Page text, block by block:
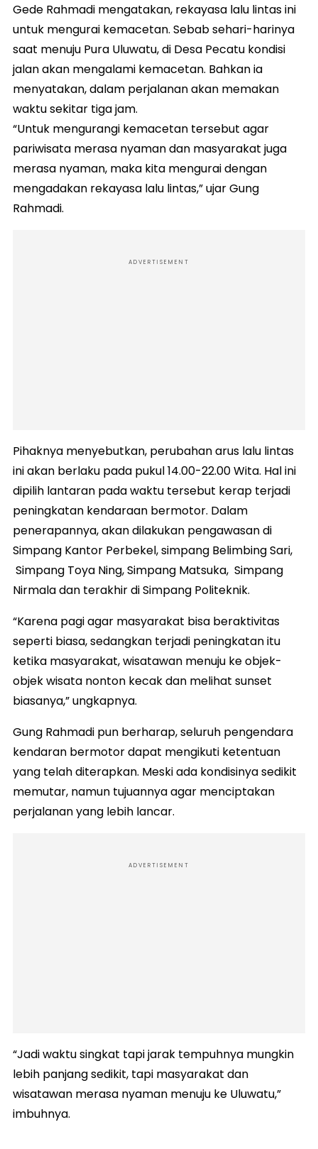
Gede Rahmadi mengatakan, rekayasa lalu lintas ini
untuk mengurai kemacetan. Sebab sehari-harinya
saat menuju Pura Uluwatu, di Desa Pecatu kondisi
jalan akan mengalami kemacetan. Bahkan ia
menyatakan, dalam perjalanan akan memakan
waktu sekitar tiga jam.
“Untuk mengurangi kemacetan tersebut agar
pariwisata merasa nyaman dan masyarakat juga
merasa nyaman, maka kita mengurai dengan
mengadakan rekayasa lalu lintas,” ujar Gung
Rahmadi.
ADVERTISEMENT
Pihaknya menyebutkan, perubahan arus lalu lintas
ini akan berlaku pada pukul 14.00-22.00 Wita. Hal ini
dipilih lantaran pada waktu tersebut kerap terjadi
peningkatan kendaraan bermotor. Dalam
penerapannya, akan dilakukan pengawasan di
Simpang Kantor Perbekel, simpang Belimbing Sari,
Simpang Toya Ning, Simpang Matsuka, Simpang
Nirmala dan terakhir di Simpang Politeknik.
“Karena pagi agar masyarakat bisa beraktivitas
seperti biasa, sedangkan terjadi peningkatan itu
ketika masyarakat, wisatawan menuju ke objek-
objek wisata nonton kecak dan melihat sunset
biasanya,” ungkapnya.
Gung Rahmadi pun berharap, seluruh pengendara
kendaran bermotor dapat mengikuti ketentuan
yang telah diterapkan. Meski ada kondisinya sedikit
memutar, namun tujuannya agar menciptakan
perjalanan yang lebih lancar.
ADVERTISEMENT
“Jadi waktu singkat tapi jarak tempuhnya mungkin
lebih panjang sedikit, tapi masyarakat dan
wisatawan merasa nyaman menuju ke Uluwatu,”
imbuhnya.